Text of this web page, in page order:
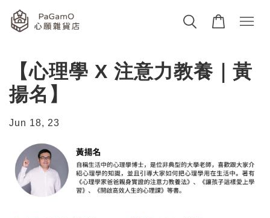
【心理學 X 注意力教養｜黃
揚名】
Jun 18, 23